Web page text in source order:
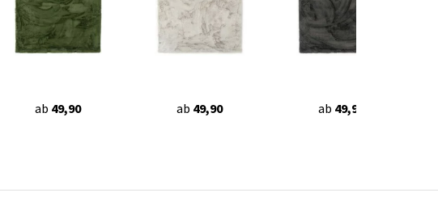
ab 49,90 ab 49,90 ab 49,90